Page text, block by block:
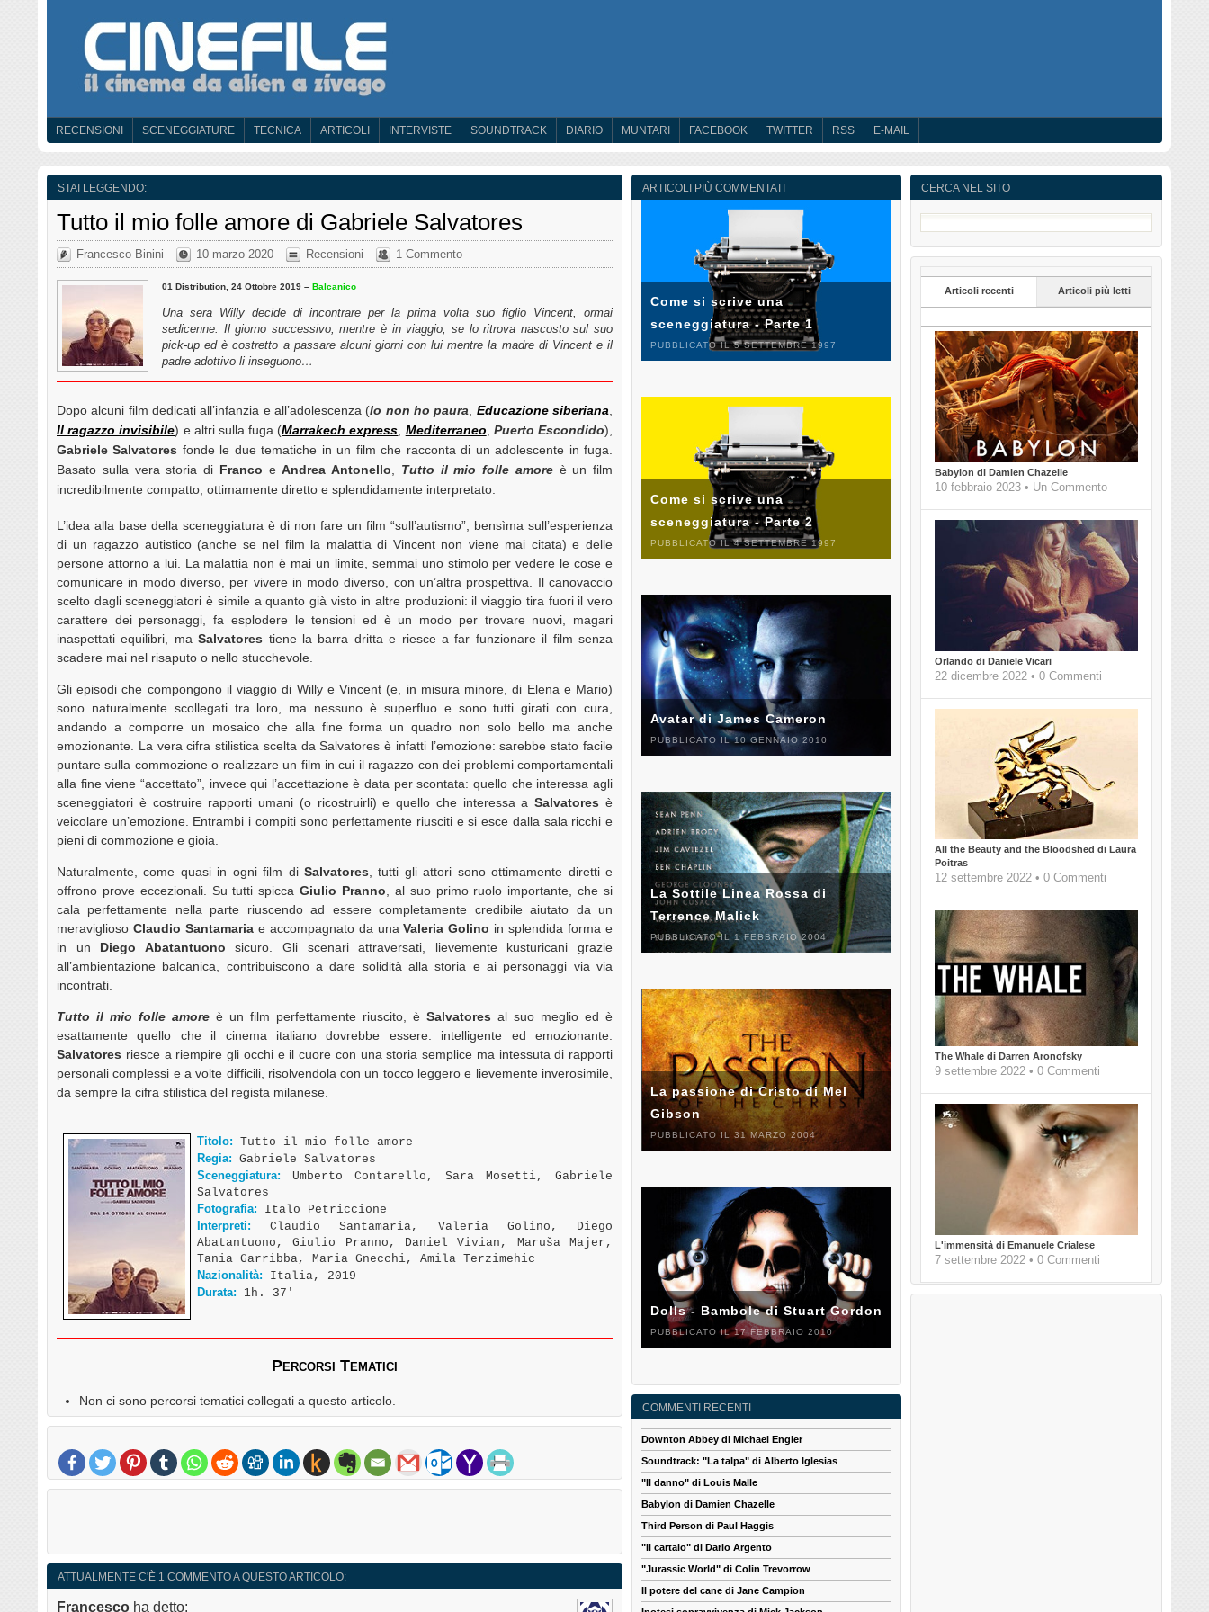
RECENSIONI SCENEGGIATURE TECNICA ARTICOLI INTERVISTE SOUNDTRACK DIARIO MUNTARI FACEBOOK TWITTER RSS E-MAIL
STAI LEGGENDO:
Tutto il mio folle amore di Gabriele Salvatores
Francesco Binini 10 marzo 2020 Recensioni 1 Commento
01 Distribution, 24 Ottobre 2019 – Balcanico
Una sera Willy decide di incontrare per la prima volta suo figlio Vincent, ormai
sedicenne. Il giorno successivo, mentre è in viaggio, se lo ritrova nascosto sul suo
pick-up ed è costretto a passare alcuni giorni con lui mentre la madre di Vincent e il
padre adottivo li inseguono…
Dopo alcuni film dedicati all’infanzia e all’adolescenza (Io non ho paura Educazione siberiana
Il ragazzo invisibile) e altri sulla fuga (Marrakech express Mediterraneo Puerto Escondido),
Gabriele Salvatores fonde le due tematiche in un film che racconta di un adolescente in fuga.
Basato sulla vera storia di Franco eAndrea Antonello Tutto il mio folle amoreè un film
incredibilmente compatto, ottimamente diretto e splendidamente interpretato.
L’idea alla base della sceneggiatura è di non fare un film “sull’autismo”, bensìma sull’esperienza
di un ragazzo autistico (anche se nel film la malattia di Vincent non viene mai citata) e delle
persone attorno a lui. La malattia non è mai un limite, semmai uno stimolo per vedere le cose e
comunicare in modo diverso, per vivere in modo diverso, con un’altra prospettiva. Il canovaccio
scelto dagli sceneggiatori è simile a quanto già visto in altre produzioni: il viaggio tira fuori il vero
carattere dei personaggi, fa esplodere le tensioni ed è un modo per trovare nuovi, magari
inaspettati equilibri, maSalvatores tiene la barra dritta e riesce a far funzionare il film senza
scadere mai nel risaputo o nello stucchevole.
Gli episodi che compongono il viaggio di Willy e Vincent (e, in misura minore, di Elena e Mario)
sono naturalmente scollegati tra loro, ma nessuno è superfluo e sono tutti girati con cura,
andando a comporre un mosaico che alla fine forma un quadro non solo bello ma anche
emozionante. La vera cifra stilistica scelta da Salvatores è infatti l’emozione: sarebbe stato facile
puntare sulla commozione o realizzare un film in cui il ragazzo con dei problemi comportamentali
alla fine viene “accettato”, invece qui l’accettazione è data per scontata: quello che interessa agli
sceneggiatori è costruire rapporti umani (o ricostruirli) e quello che interessa aSalvatores è
veicolare un’emozione. Entrambi i compiti sono perfettamente riusciti e si esce dalla sala ricchi e
pieni di commozione e gioia.
Naturalmente, come quasi in ogni film di Salvatores , tutti gli attori sono ottimamente diretti e
offrono prove eccezionali. Su tutti spiccaGiulio Pranno , al suo primo ruolo importante, che si
cala perfettamente nella parte riuscendo ad essere completamente credibile aiutato da un
meraviglioso Claudio Santamariae accompagnato da unaValeria Golino in splendida forma e
in un Diego Abatantuono sicuro. Gli scenari attraversati, lievemente kusturicani grazie
all’ambientazione balcanica, contribuiscono a dare solidità alla storia e ai personaggi via via
incontrati.
Tutto il mio folle amore è un film perfettamente riuscito, è Salvatores al suo meglio ed è
esattamente quello che il cinema italiano dovrebbe essere: intelligente ed emozionante.
Salvatores riesce a riempire gli occhi e il cuore con una storia semplice ma intessuta di rapporti
personali complessi e a volte difficili, risolvendola con un tocco leggero e lievemente inverosimile,
da sempre la cifra stilistica del regista milanese.
Titolo: Tutto il mio folle amore
Regia: Gabriele Salvatores
Sceneggiatura: Umberto Contarello, Sara Mosetti, Gabriele
Salvatores
Fotografia: Italo Petriccione
Interpreti: Claudio Santamaria, Valeria Golino, Diego
Abatantuono, Giulio Pranno, Daniel Vivian, Maruša Majer,
Tania Garribba, Maria Gnecchi, Amila Terzimehic
Nazionalità: Italia, 2019
Durata: 1h. 37′
Percorsi Tematici
Non ci sono percorsi tematici collegati a questo articolo.
ATTUALMENTE C'È 1 COMMENTO A QUESTO ARTICOLO:
Francesco ha detto:
CERCA NEL SITO
Articoli recenti Articoli più letti
Babylon di Damien Chazelle
10 febbraio 2023 • Un Commento
Orlando di Daniele Vicari
22 dicembre 2022 • 0 Commenti
All the Beauty and the Bloodshed di Laura
Poitras
12 settembre 2022 • 0 Commenti
The Whale di Darren Aronofsky
9 settembre 2022 • 0 Commenti
L'immensità di Emanuele Crialese
7 settembre 2022 • 0 Commenti
ARTICOLI PIÙ COMMENTATI
Come si scrive una
sceneggiatura - Parte 1
PUBBLICATO IL 5 SETTEMBRE 1997
Come si scrive una
sceneggiatura - Parte 2
PUBBLICATO IL 4 SETTEMBRE 1997
Avatar di James Cameron
PUBBLICATO IL 10 GENNAIO 2010
La Sottile Linea Rossa di
Terrence Malick
PUBBLICATO IL 1 FEBBRAIO 2004
La passione di Cristo di Mel
Gibson
PUBBLICATO IL 31 MARZO 2004
Dolls - Bambole di Stuart Gordon
PUBBLICATO IL 17 FEBBRAIO 2010
COMMENTI RECENTI
Downton Abbey di Michael Engler
Soundtrack: "La talpa" di Alberto Iglesias
"Il danno" di Louis Malle
Babylon di Damien Chazelle
Third Person di Paul Haggis
"Il cartaio" di Dario Argento
"Jurassic World" di Colin Trevorrow
Il potere del cane di Jane Campion